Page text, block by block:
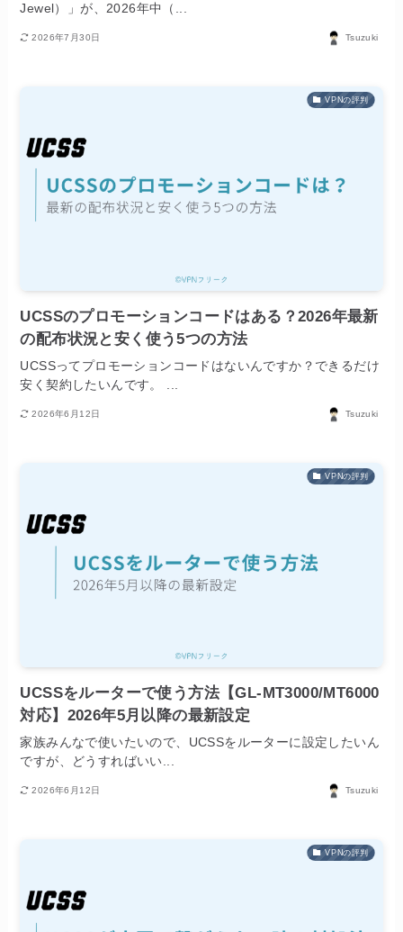
Jewel）」が、2026年中（...
2026年7月30日 Tsuzuki
VPNの評判
UCSSのプロモーションコードはある？2026年最新
の配布状況と安く使う5つの方法
UCSSってプロモーションコードはないんですか？できるだけ
安く契約したいんです。 ...
2026年6月12日 Tsuzuki
VPNの評判
UCSSをルーターで使う方法【GL-MT3000/MT6000
対応】2026年5月以降の最新設定
家族みんなで使いたいので、UCSSをルーターに設定したいん
ですが、どうすればいい...
2026年6月12日 Tsuzuki
VPNの評判